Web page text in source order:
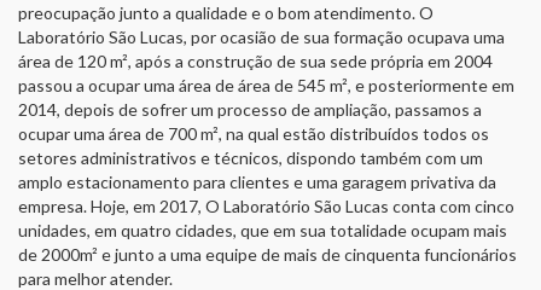
preocupação junto a qualidade e o bom atendimento. O
Laboratório São Lucas, por ocasião de sua formação ocupava uma
área de 120 m², após a construção de sua sede própria em 2004
passou a ocupar uma área de área de 545 m², e posteriormente em
2014, depois de sofrer um processo de ampliação, passamos a
ocupar uma área de 700 m², na qual estão distribuídos todos os
setores administrativos e técnicos, dispondo também com um
amplo estacionamento para clientes e uma garagem privativa da
empresa. Hoje, em 2017, O Laboratório São Lucas conta com cinco
unidades, em quatro cidades, que em sua totalidade ocupam mais
de 2000m² e junto a uma equipe de mais de cinquenta funcionários
para melhor atender.